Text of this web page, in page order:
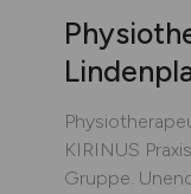
KIRINUS
Gruppe.